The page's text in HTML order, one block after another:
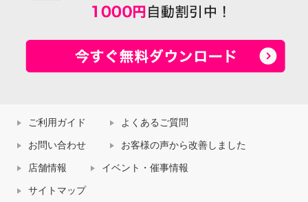
ご利用ガイド よくあるご質問
お問い合わせ お客様の声から改善しました
店舗情報 イベント・催事情報
サイトマップ